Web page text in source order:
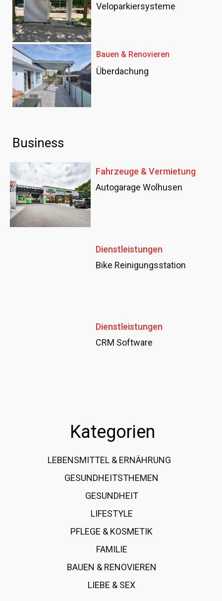
Veloparkiersysteme
Bauen & Renovieren
Überdachung
Business
Fahrzeuge & Vermietung
Autogarage Wolhusen
Dienstleistungen
Bike Reinigungsstation
Dienstleistungen
CRM Software
Kategorien
LEBENSMITTEL & ERNÄHRUNG
GESUNDHEITSTHEMEN
GESUNDHEIT
LIFESTYLE
PFLEGE & KOSMETIK
FAMILIE
BAUEN & RENOVIEREN
LIEBE & SEX